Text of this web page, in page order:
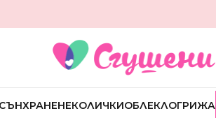
ХРАНЕНЕКОЛИЧКИОБЛЕКЛОГРИЖА